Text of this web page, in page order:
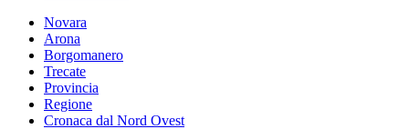
Novara
Arona
Borgomanero
Trecate
Provincia
Regione
Cronaca dal Nord Ovest